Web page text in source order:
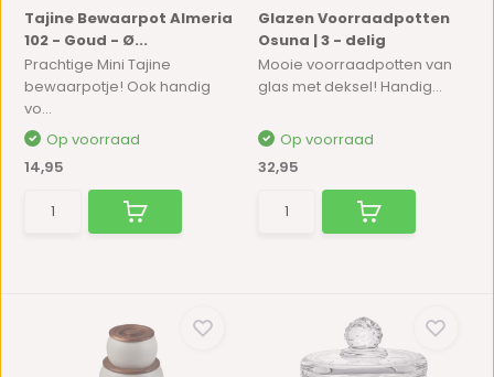
Tajine Bewaarpot Almeria
102 - Goud - Ø...
Prachtige Mini Tajine
bewaarpotje! Ook handig
vo...
Op voorraad
14,95
Glazen Voorraadpotten
Osuna | 3 - delig
Mooie voorraadpotten van
glas met deksel! Handig...
Op voorraad
32,95